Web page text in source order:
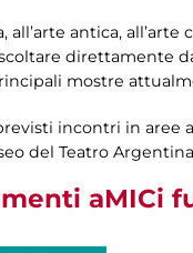
all’arte antica,
direttamente
mostre
incontri in aree
del Teatro
aMICi